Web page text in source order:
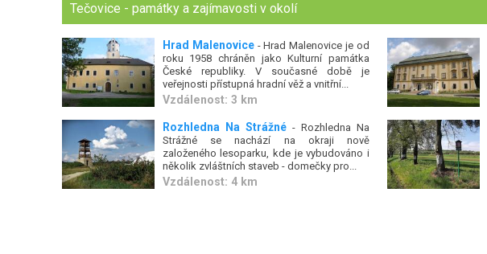
Tečovice - památky a zajímavosti v okolí
Hrad Malenovice- Hrad Malenovice je od
roku 1958 chráněn jako Kulturní památka
České republiky. V současné době je
veřejnosti přístupná hradní věž a vnitřní...
Vzdálenost: 3 km
Rozhledna Na Strážné- Rozhledna Na
Strážné se nachází na okraji nově
založeného lesoparku, kde je vybudováno i
několik zvláštních staveb - domečky pro...
Vzdálenost: 4 km